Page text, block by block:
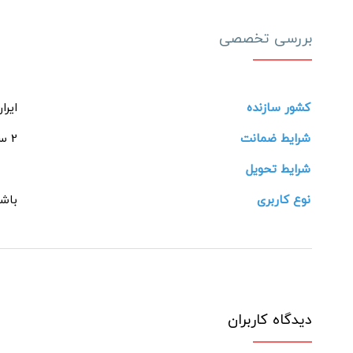
بررسی تخصصی
کشور سازنده
شرایط ضمانت
2 ساله شرکتی
شرایط تحویل
نوع کاربری
دیدگاه کاربران